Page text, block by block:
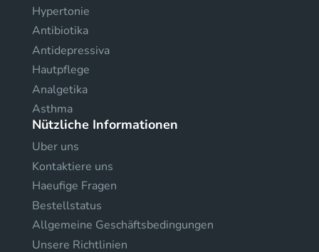
Hypertonie
Antibiotika
Antidepressiva
Hautpflege
Analgetika
Asthma
Nützliche Informationen
Uber uns
Kontaktiere uns
Haeufige Fragen
Bestellstatus
Allgemeine Geschäftsbedingungen
Unsere Richtlinien